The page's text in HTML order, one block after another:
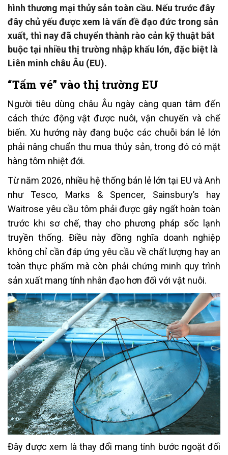
hình thương mại thủy sản toàn cầu. Nếu trước đây
đây chủ yếu được xem là vấn đề đạo đức trong sản
xuất, thì nay đã chuyển thành rào cản kỹ thuật bắt
buộc tại nhiều thị trường nhập khẩu lớn, đặc biệt là
Liên minh châu Âu (EU).
“Tấm vé” vào thị trường EU
Người tiêu dùng châu Âu ngày càng quan tâm đến
cách thức động vật được nuôi, vận chuyển và chế
biến. Xu hướng này đang buộc các chuỗi bán lẻ lớn
phải nâng chuẩn thu mua thủy sản, trong đó có mặt
hàng tôm nhiệt đới.
Từ năm 2026, nhiều hệ thống bán lẻ lớn tại EU và Anh
như Tesco, Marks & Spencer, Sainsbury’s hay
Waitrose yêu cầu tôm phải được gây ngất hoàn toàn
trước khi sơ chế, thay cho phương pháp sốc lạnh
truyền thống. Điều này đồng nghĩa doanh nghiệp
không chỉ cần đáp ứng yêu cầu về chất lượng hay an
toàn thực phẩm mà còn phải chứng minh quy trình
sản xuất mang tính nhân đạo hơn đối với vật nuôi.
Đây được xem là thay đổi mang tính bước ngoặt đối